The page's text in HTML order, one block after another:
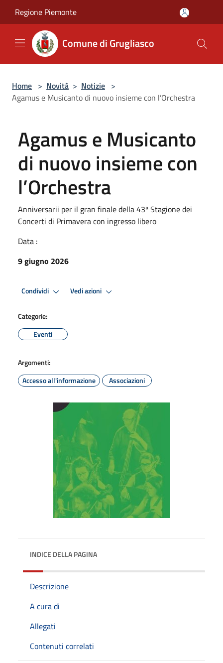
Regione Piemonte
Comune di Grugliasco
Home > Novità > Notizie >
Agamus e Musicanto di nuovo insieme con l’Orchestra
Agamus e Musicanto
di nuovo insieme con
l’Orchestra
Anniversarii per il gran finale della 43ª Stagione dei
Concerti di Primavera con ingresso libero
Data :
9 giugno 2026
Condividi Vedi azioni
Categorie:
Eventi
Argomenti:
Accesso all'informazione
Associazioni
INDICE DELLA PAGINA
Descrizione
A cura di
Allegati
Contenuti correlati